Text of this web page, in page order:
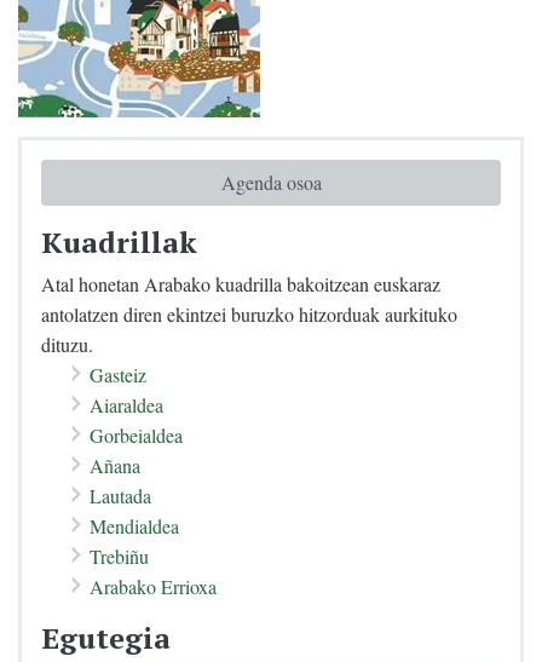
Agenda osoa
Kuadrillak
Atal honetan Arabako kuadrilla bakoitzean euskaraz
antolatzen diren ekintzei buruzko hitzorduak aurkituko
dituzu.
Gasteiz
Aiaraldea
Gorbeialdea
Añana
Lautada
Mendialdea
Trebiñu
Arabako Errioxa
Egutegia